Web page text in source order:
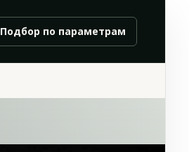
Подбор по параметрам